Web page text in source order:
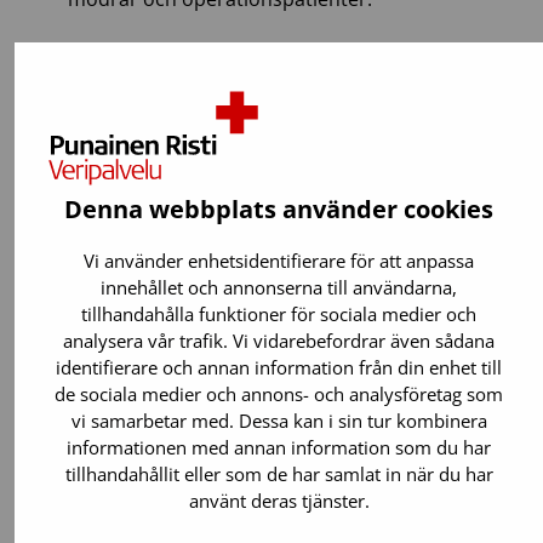
Denna webbplats använder cookies
Vi använder enhetsidentifierare för att anpassa
innehållet och annonserna till användarna,
tillhandahålla funktioner för sociala medier och
analysera vår trafik. Vi vidarebefordrar även sådana
identifierare och annan information från din enhet till
de sociala medier och annons- och analysföretag som
vi samarbetar med. Dessa kan i sin tur kombinera
informationen med annan information som du har
tillhandahållit eller som de har samlat in när du har
använt deras tjänster.
Du kan ge blod om:
Du är 18 år eller äldre. Du kan börja ge
blod ännu vid 65 års ålder.